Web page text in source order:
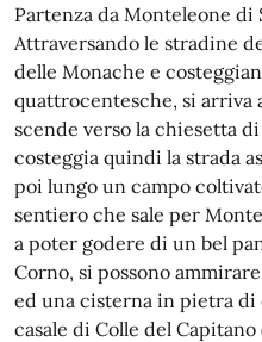
Partenza da Monteleone di
Attraversando le stradine
delle Monache e
quattrocentesche, si arriva
scende verso la chiesetta
costeggia quindi la strada
poi lungo un campo
sentiero che sale per
a poter godere di un bel
Corno, si possono
ed una cisterna in pietra di
casale di Colle del